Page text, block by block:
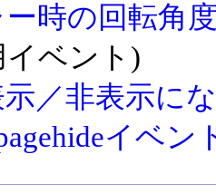
時の回転角
イベント)
／非表示に
イベン